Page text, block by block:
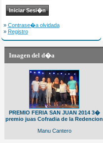
» Contrase�a olvidada
» Registro
Imagen del d�a
PREMIO FERIA SAN JUAN 2014 3�
premio juas Cofradia de la Redencion
Manu Cantero